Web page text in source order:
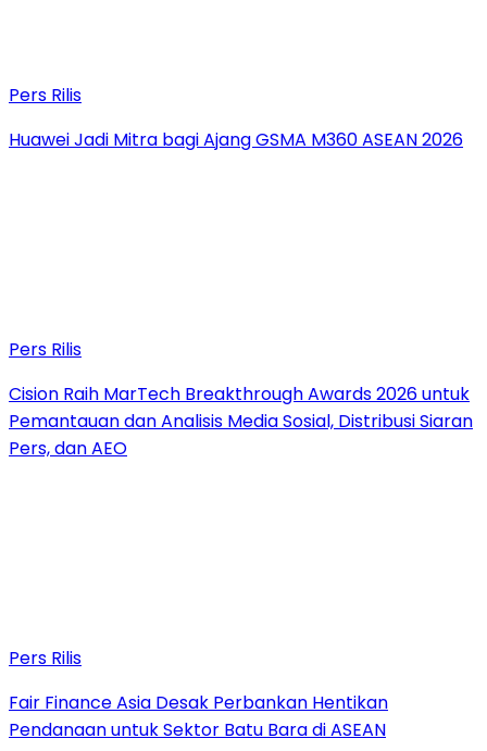
Pers Rilis
Huawei Jadi Mitra bagi Ajang GSMA M360 ASEAN 2026
Pers Rilis
Cision Raih MarTech Breakthrough Awards 2026 untuk
Pemantauan dan Analisis Media Sosial, Distribusi Siaran
Pers, dan AEO
Pers Rilis
Fair Finance Asia Desak Perbankan Hentikan
Pendanaan untuk Sektor Batu Bara di ASEAN